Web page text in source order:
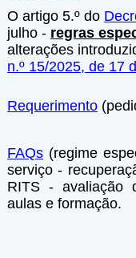
O artigo 5.º do
julho - regras
alterações
n.º 15/2025, de 17
Requerimento
FAQs (regime
serviço -
RITS - avaliação
aulas e formação.